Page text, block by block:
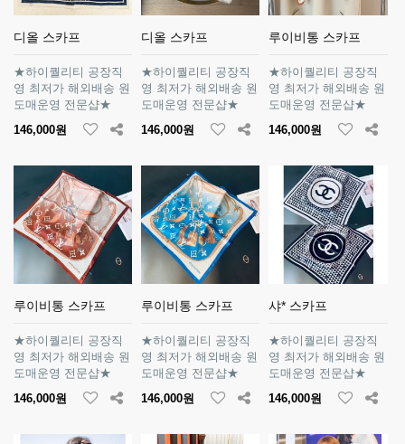
디올 스카프
★하이퀄리티 공장직
영 최저가 해외배송 원
도매운영 전문샵★
146,000원
디올 스카프
★하이퀄리티 공장직
영 최저가 해외배송 원
도매운영 전문샵★
146,000원
루이비통 스카프
★하이퀄리티 공장직
영 최저가 해외배송 원
도매운영 전문샵★
146,000원
루이비통 스카프
★하이퀄리티 공장직
영 최저가 해외배송 원
도매운영 전문샵★
146,000원
루이비통 스카프
★하이퀄리티 공장직
영 최저가 해외배송 원
도매운영 전문샵★
146,000원
샤* 스카프
★하이퀄리티 공장직
영 최저가 해외배송 원
도매운영 전문샵★
146,000원